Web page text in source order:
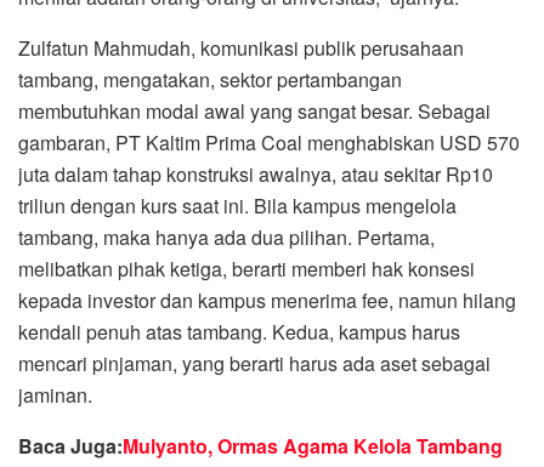
Zulfatun Mahmudah, komunikasi publik perusahaan
tambang, mengatakan, sektor pertambangan
membutuhkan modal awal yang sangat besar. Sebagai
gambaran, PT Kaltim Prima Coal menghabiskan USD 570
juta dalam tahap konstruksi awalnya, atau sekitar Rp10
triliun dengan kurs saat ini. Bila kampus mengelola
tambang, maka hanya ada dua pilihan. Pertama,
melibatkan pihak ketiga, berarti memberi hak konsesi
kepada investor dan kampus menerima fee, namun hilang
kendali penuh atas tambang. Kedua, kampus harus
mencari pinjaman, yang berarti harus ada aset sebagai
jaminan.
Baca Juga:Mulyanto, Ormas Agama Kelola Tambang